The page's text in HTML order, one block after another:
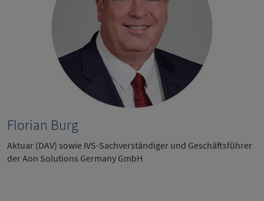
Florian Burg
Aktuar (DAV) sowie IVS-Sachverständiger und Geschäftsführer
der Aon Solutions Germany GmbH